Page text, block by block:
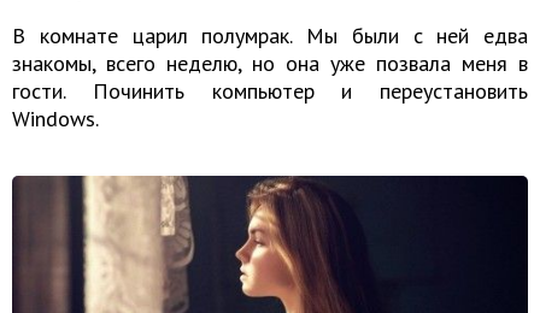
В комнате царил полумрак. Мы были с ней едва
знакомы, всего неделю, но она уже позвала меня в
гости. Починить компьютер и переустановить
Windows.